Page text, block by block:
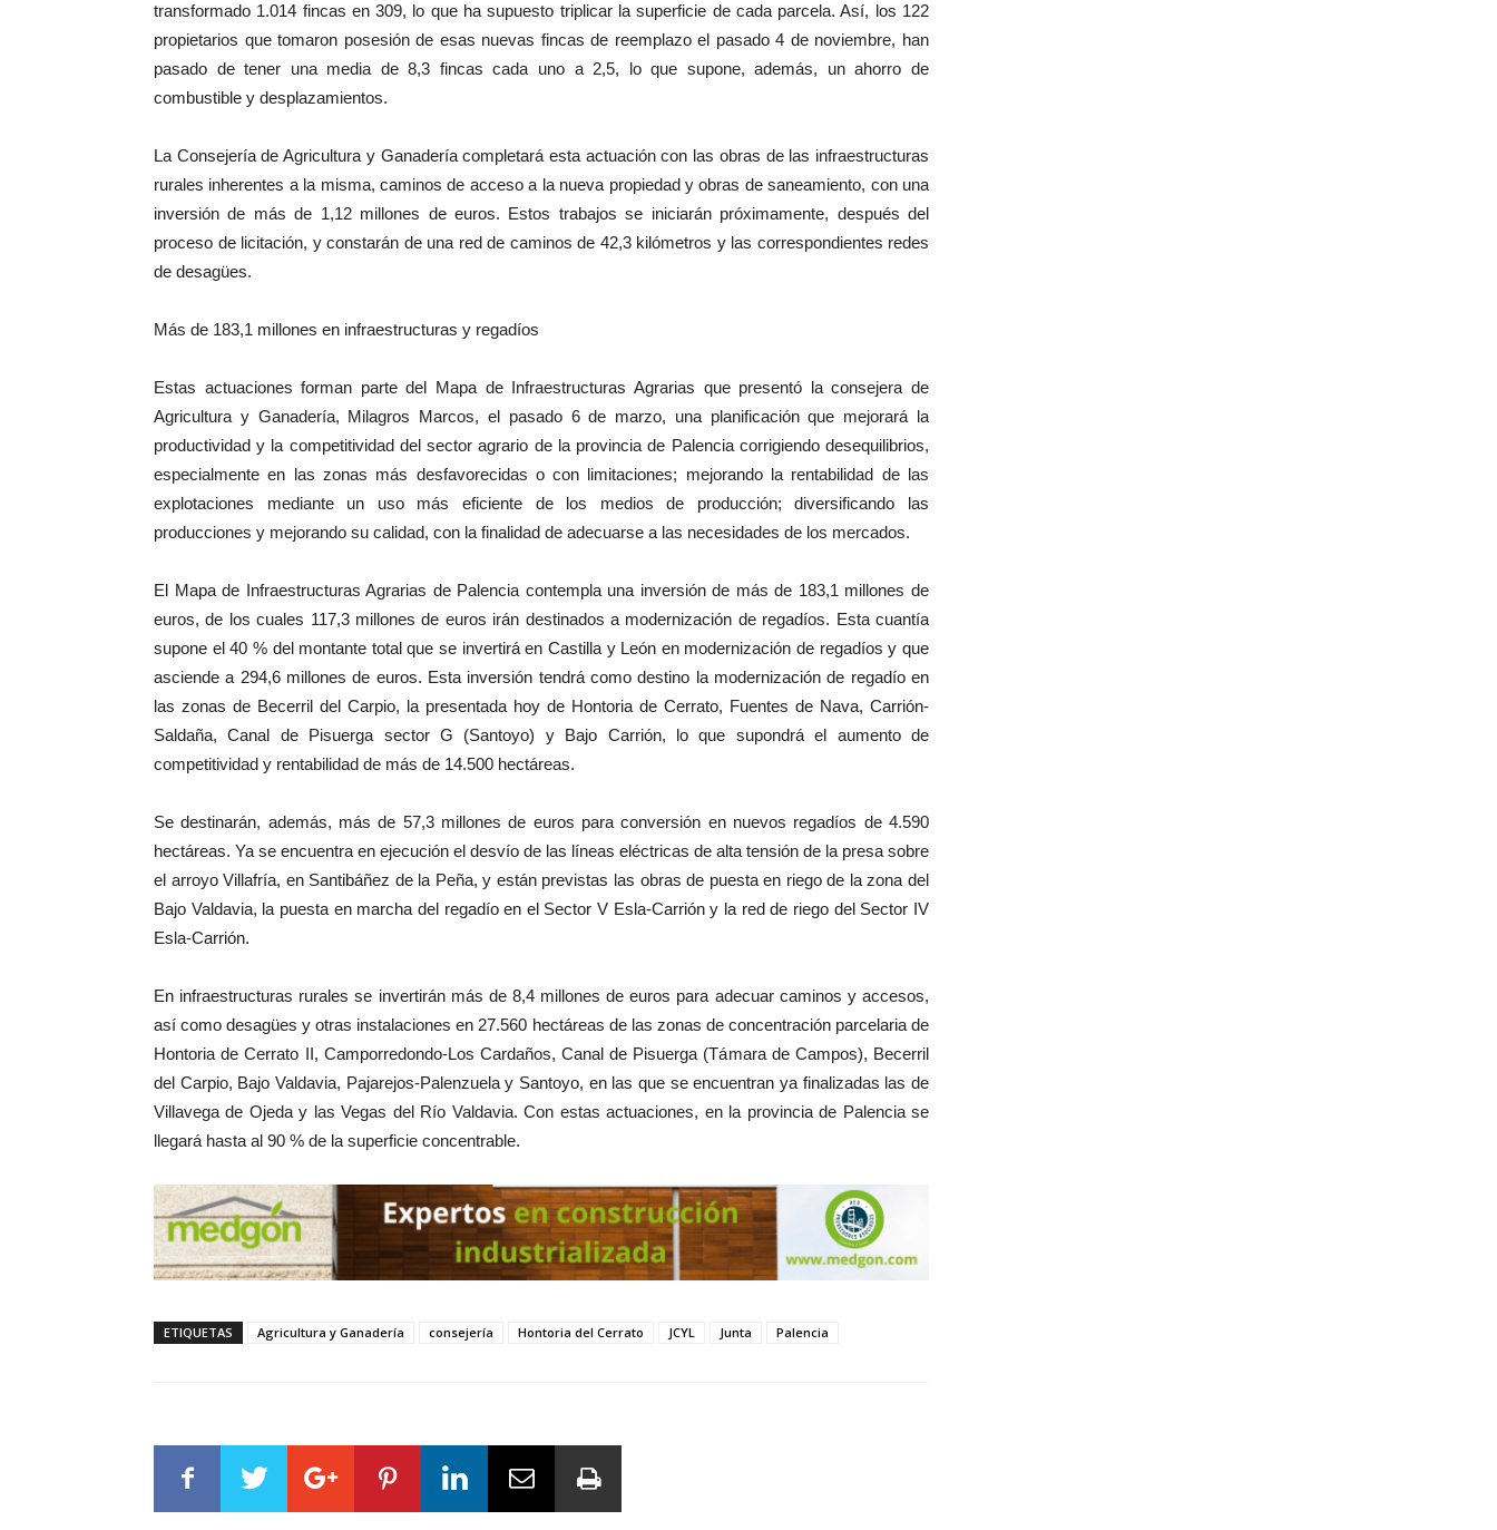
transformado 1.014 fincas en 309, lo que ha supuesto triplicar la superficie de cada parcela. Así, los 122
propietarios que tomaron posesión de esas nuevas fincas de reemplazo el pasado 4 de noviembre, han
pasado de tener una media de 8,3 fincas cada uno a 2,5, lo que supone, además, un ahorro de
combustible y desplazamientos.
La Consejería de Agricultura y Ganadería completará esta actuación con las obras de las infraestructuras
rurales inherentes a la misma, caminos de acceso a la nueva propiedad y obras de saneamiento, con una
inversión de más de 1,12 millones de euros. Estos trabajos se iniciarán próximamente, después del
proceso de licitación, y constarán de una red de caminos de 42,3 kilómetros y las correspondientes redes
de desagües.
Más de 183,1 millones en infraestructuras y regadíos
Estas actuaciones forman parte del Mapa de Infraestructuras Agrarias que presentó la consejera de
Agricultura y Ganadería, Milagros Marcos, el pasado 6 de marzo, una planificación que mejorará la
productividad y la competitividad del sector agrario de la provincia de Palencia corrigiendo desequilibrios,
especialmente en las zonas más desfavorecidas o con limitaciones; mejorando la rentabilidad de las
explotaciones mediante un uso más eficiente de los medios de producción; diversificando las
producciones y mejorando su calidad, con la finalidad de adecuarse a las necesidades de los mercados.
El Mapa de Infraestructuras Agrarias de Palencia contempla una inversión de más de 183,1 millones de
euros, de los cuales 117,3 millones de euros irán destinados a modernización de regadíos. Esta cuantía
supone el 40 % del montante total que se invertirá en Castilla y León en modernización de regadíos y que
asciende a 294,6 millones de euros. Esta inversión tendrá como destino la modernización de regadío en
las zonas de Becerril del Carpio, la presentada hoy de Hontoria de Cerrato, Fuentes de Nava, Carrión-
Saldaña, Canal de Pisuerga sector G (Santoyo) y Bajo Carrión, lo que supondrá el aumento de
competitividad y rentabilidad de más de 14.500 hectáreas.
Se destinarán, además, más de 57,3 millones de euros para conversión en nuevos regadíos de 4.590
hectáreas. Ya se encuentra en ejecución el desvío de las líneas eléctricas de alta tensión de la presa sobre
el arroyo Villafría, en Santibáñez de la Peña, y están previstas las obras de puesta en riego de la zona del
Bajo Valdavia, la puesta en marcha del regadío en el Sector V Esla-Carrión y la red de riego del Sector IV
Esla-Carrión.
En infraestructuras rurales se invertirán más de 8,4 millones de euros para adecuar caminos y accesos,
así como desagües y otras instalaciones en 27.560 hectáreas de las zonas de concentración parcelaria de
Hontoria de Cerrato II, Camporredondo-Los Cardaños, Canal de Pisuerga (Támara de Campos), Becerril
del Carpio, Bajo Valdavia, Pajarejos-Palenzuela y Santoyo, en las que se encuentran ya finalizadas las de
Villavega de Ojeda y las Vegas del Río Valdavia. Con estas actuaciones, en la provincia de Palencia se
llegará hasta al 90 % de la superficie concentrable.
ETIQUETAS Agricultura y Ganadería consejería Hontoria del Cerrato JCYL Junta Palencia